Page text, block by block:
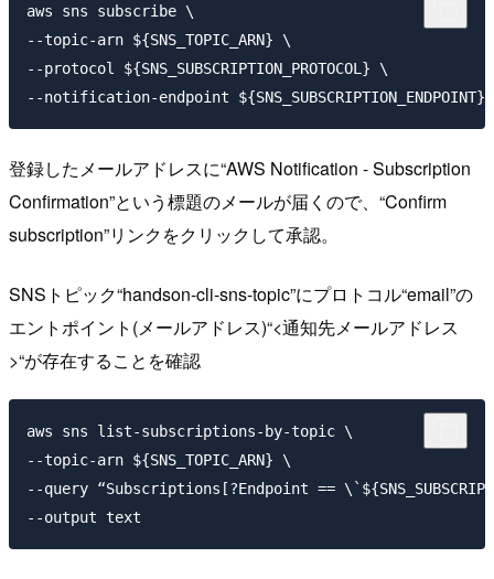
aws sns subscribe \
--topic-arn ${SNS_TOPIC_ARN} \
--protocol ${SNS_SUBSCRIPTION_PROTOCOL} \
登録したメールアドレスに“AWS Notification - Subscription
Confirmation”という標題のメールが届くので、“Confirm
subscription”リンクをクリックして承認。
SNSトピック“handson-cli-sns-topic”にプロトコル“email”の
エントポイント(メールアドレス)“<通知先メールアドレス
>“が存在することを確認
aws sns list-subscriptions-by-topic \
--topic-arn ${SNS_TOPIC_ARN} \
--query “Subscriptions[?Endpoint ==